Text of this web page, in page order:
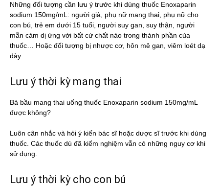
Những đối tượng cần lưu ý trước khi dùng thuốc Enoxaparin
sodium 150mg/mL: người già, phụ nữ mang thai, phụ nữ cho
con bú, trẻ em dưới 15 tuổi, người suy gan, suy thận, người
mẫn cảm dị ứng với bất cứ chất nào trong thành phần của
thuốc… Hoặc đối tượng bị nhược cơ, hôn mê gan, viêm loét dạ
dày
Lưu ý thời kỳ mang thai
Bà bầu mang thai uống thuốc Enoxaparin sodium 150mg/mL
được không?
Luôn cân nhắc và hỏi ý kiến bác sĩ hoặc dược sĩ trước khi dùng
thuốc. Các thuốc dù đã kiểm nghiệm vẫn có những nguy cơ khi
sử dụng.
Lưu ý thời kỳ cho con bú